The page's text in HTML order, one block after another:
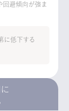
回避傾向が強ま
に低下する